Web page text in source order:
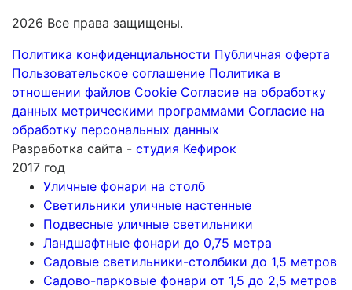
2026 Все права защищены.
Политика конфиденциальности Публичная оферта
Пользовательское соглашение Политика в
отношении файлов Cookie Согласие на обработку
данных метрическими программами Согласие на
обработку персональных данных
Разработка сайта - студия Кефирок
2017 год
Уличные фонари на столб
Светильники уличные настенные
Подвесные уличные светильники
Ландшафтные фонари до 0,75 метра
Садовые светильники-столбики до 1,5 метров
Садово-парковые фонари от 1,5 до 2,5 метров